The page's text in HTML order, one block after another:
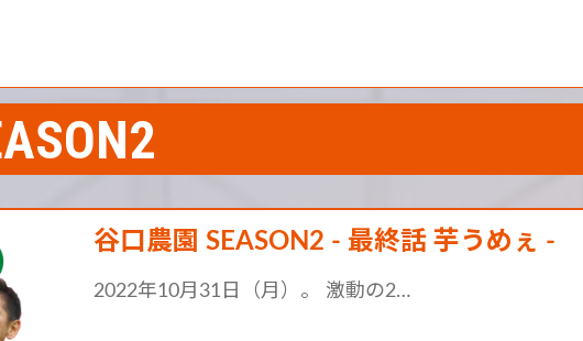
谷口農園 SEASON2 - 最終話 芋うめぇ -
2022年10月31日（月）。 激動の2…